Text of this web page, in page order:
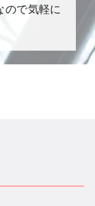
ので気軽に